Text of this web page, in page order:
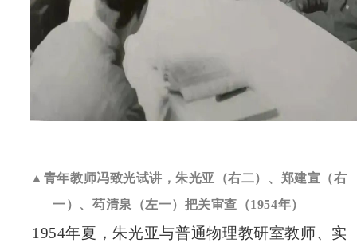
▲青年教师冯致光试讲，朱光亚（右二）、郑建宣（右
一）、芶清泉（左一）把关审查（1954年）
1954年夏，朱光亚与普通物理教研室教师、实